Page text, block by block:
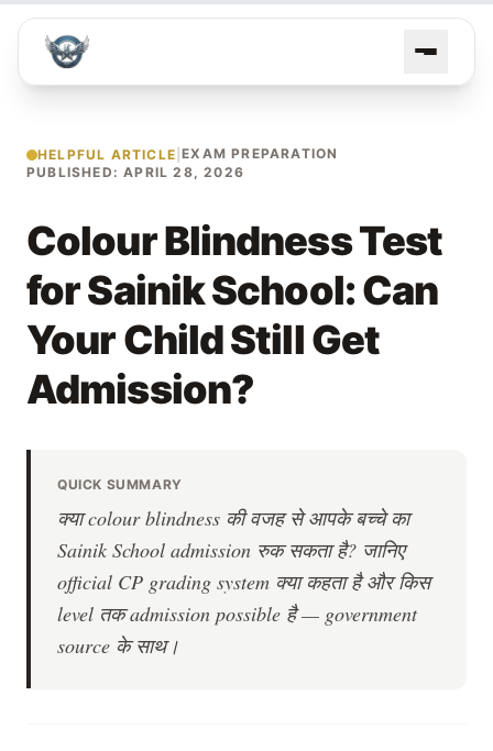
HELPFUL ARTICLE |EXAM PREPARATION
PUBLISHED: APRIL 28, 2026
Colour Blindness Test
for Sainik School: Can
Your Child Still Get
Admission?
QUICK SUMMARY
क्या colour blindness की वजह से आपके बच्चे का
Sainik School admission रुक सकता है? जानिए
official CP grading system क्या कहता है और किस
level तक admission possible है — government
source के साथ।